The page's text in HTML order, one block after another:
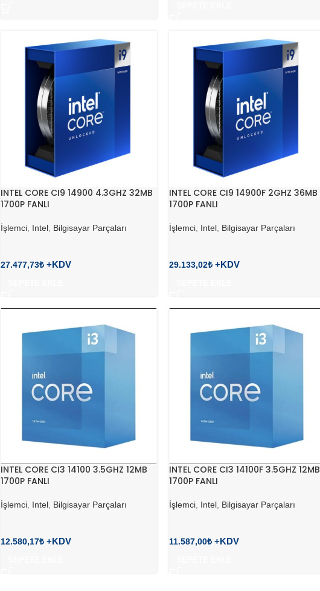
INTEL CORE CI9 14900 4.3GHZ 32MB
1700P FANLI
İşlemci, Intel, Bilgisayar Parçaları
27.477,73₺
INTEL CORE CI9 14900F 2GHZ 36MB
1700P FANLI
İşlemci, Intel, Bilgisayar Parçaları
29.133,02₺
INTEL CORE CI3 14100 3.5GHZ 12MB
1700P FANLI
İşlemci, Intel, Bilgisayar Parçaları
12.580,17₺
INTEL CORE CI3 14100F 3.5GHZ 12MB
1700P FANLI
İşlemci, Intel, Bilgisayar Parçaları
11.587,00₺